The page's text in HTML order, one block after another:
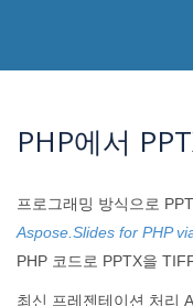
PHP에서
프로그래밍 방식으로
Aspose.Slides for PHP
PHP 코드로 PPTX을
최신 프레젠테이션 처리